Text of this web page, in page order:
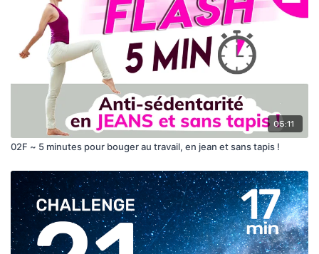
05:11
02F ~ 5 minutes pour bouger au travail, en jean et sans tapis !